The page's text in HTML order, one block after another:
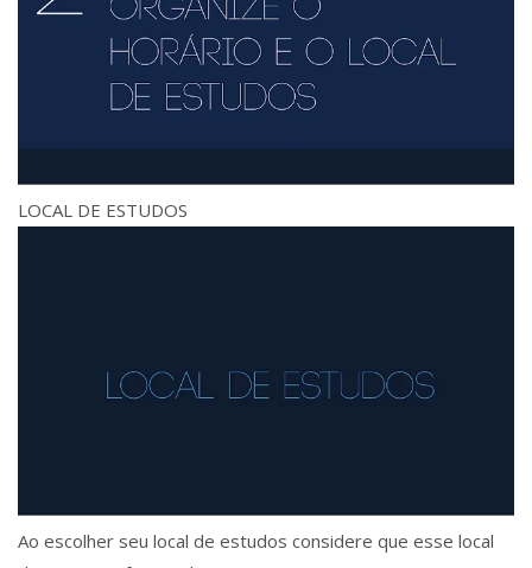
LOCAL DE ESTUDOS
Ao escolher seu local de estudos considere que esse local